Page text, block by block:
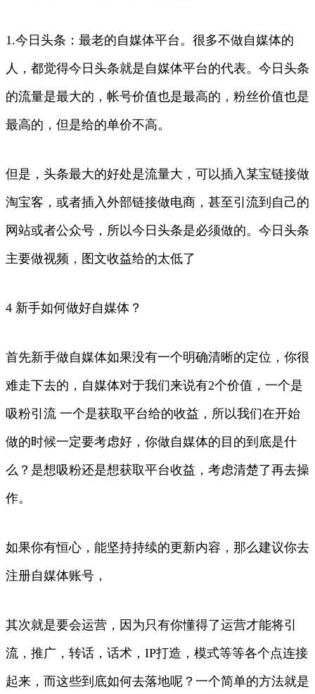
1.今日头条：最老的自媒体平台。很多不做自媒体的
人，都觉得今日头条就是自媒体平台的代表。今日头条
的流量是最大的，帐号价值也是最高的，粉丝价值也是
最高的，但是给的单价不高。
但是，头条最大的好处是流量大，可以插入某宝链接做
淘宝客，或者插入外部链接做电商，甚至引流到自己的
网站或者公众号，所以今日头条是必须做的。今日头条
主要做视频，图文收益给的太低了
4 新手如何做好自媒体？
首先新手做自媒体如果没有一个明确清晰的定位，你很
难走下去的，自媒体对于我们来说有2个价值，一个是
吸粉引流 一个是获取平台给的收益，所以我们在开始
做的时候一定要考虑好，你做自媒体的目的到底是什
么？是想吸粉还是想获取平台收益，考虑清楚了再去操
作。
如果你有恒心，能坚持持续的更新内容，那么建议你去
注册自媒体账号，
其次就是要会运营，因为只有你懂得了运营才能将引
流，推广，转话，话术，IP打造，模式等等各个点连接
起来，而这些到底如何去落地呢？一个简单的方法就是